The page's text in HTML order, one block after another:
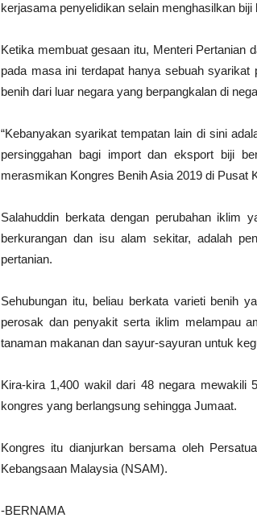
kerjasama penyelidikan selain menghasilkan biji
Ketika membuat gesaan itu, Menteri Pertanian
pada masa ini terdapat hanya sebuah
benih dari luar negara yang berpangkalan di
“Kebanyakan syarikat tempatan lain di sini
persinggahan bagi import dan eksport biji
merasmikan Kongres Benih Asia 2019 di Pusat
Salahuddin berkata dengan perubahan iklim
berkurangan dan isu alam sekitar, adalah
pertanian.
Sehubungan itu, beliau berkata varieti benih
perosak dan penyakit serta iklim melampau
tanaman makanan dan sayur-sayuran untuk
Kira-kira 1,400 wakil dari 48 negara mewakili
kongres yang berlangsung sehingga Jumaat.
Kongres itu dianjurkan bersama oleh
Kebangsaan Malaysia (NSAM).
-BERNAMA